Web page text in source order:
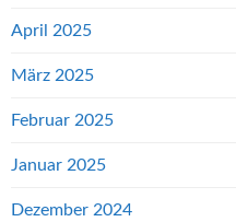
April 2025
März 2025
Februar 2025
Januar 2025
Dezember 2024